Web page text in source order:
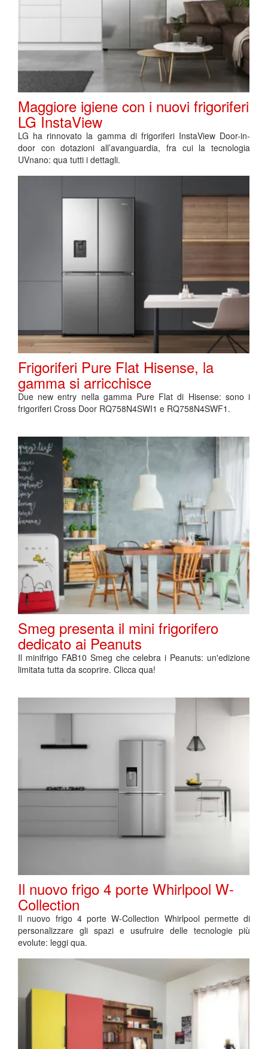
Maggiore igiene con i nuovi frigoriferi
LG InstaView
LG ha rinnovato la gamma di frigoriferi InstaView Door-in-
door con dotazioni all’avanguardia, fra cui la tecnologia
UVnano: qua tutti i dettagli.
Frigoriferi Pure Flat Hisense, la
gamma si arricchisce
Due new entry nella gamma Pure Flat di Hisense: sono i
frigoriferi Cross Door RQ758N4SWI1 e RQ758N4SWF1.
Smeg presenta il mini frigorifero
dedicato ai Peanuts
Il minifrigo FAB10 Smeg che celebra i Peanuts: un'edizione
limitata tutta da scoprire. Clicca qua!
Il nuovo frigo 4 porte Whirlpool W-
Collection
Il nuovo frigo 4 porte W-Collection Whirlpool permette di
personalizzare gli spazi e usufruire delle tecnologie più
evolute: leggi qua.